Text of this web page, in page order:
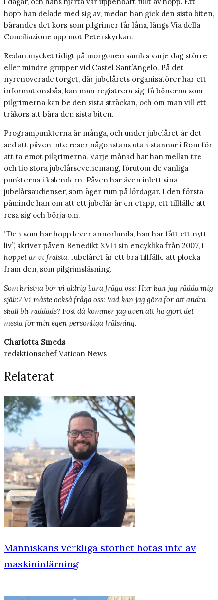
hopp han delade med sig av, medan han gick den sista biten,
bärandes det kors som pilgrimer får låna, längs Via della
Conciliazione upp mot ­Peterskyrkan.
Redan mycket tidigt på morgonen samlas varje dag större
eller mindre grupper vid Castel Sant’Angelo. På det
nyrenoverade torget, där jubelårets organisatörer har ett
informationsbås, kan man registrera sig, få bönerna som
pilgrimerna kan be den sista sträckan, och om man vill ett
träkors att bära den sista biten.
Programpunkterna är många, och under jubelåret är det
sed att påven inte reser någonstans utan stannar i Rom för
att ta emot pilgrimerna. Varje månad har han mellan tre
och tio stora jubelårsevenemang, förutom de vanliga
punkterna i kalendern. Påven har även inlett sina
jubelårsaudienser, som äger rum på lördagar. I den första
påminde han om att ett jubelår är en etapp, ett tillfälle att
resa sig och börja om.
”Den som har hopp lever annorlunda, han har fått ett nytt
liv”, skriver påven Benedikt XVI i sin encyklika från 2007, I
hoppet är vi frälsta. Jubelåret är ett bra tillfälle att plocka
fram den, som pilgrimsläsning.
Som kristna bör vi aldrig bara fråga oss: Hur kan jag rädda mig
själv? Vi måste också fråga oss: Vad kan jag göra för att andra
skall bli räddade? Föst då kommer jag även att ha gjort det
mesta för min egen personliga frälsning.
Charlotta Smeds
redaktionschef Vatican News
Relaterat
Människans verkliga storhet hotas inte av
maskininlärning